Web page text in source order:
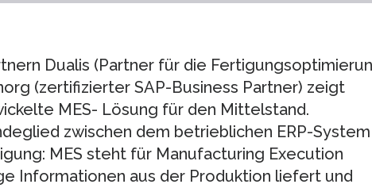
Dualis (Partner für die
(zertifizierter SAP-Business Partner) zeigt
MES- Lösung für den Mittelstand.
zwischen dem betrieblichen ERP-System
MES steht für Manufacturing Execution
Informationen aus der Produktion liefert und